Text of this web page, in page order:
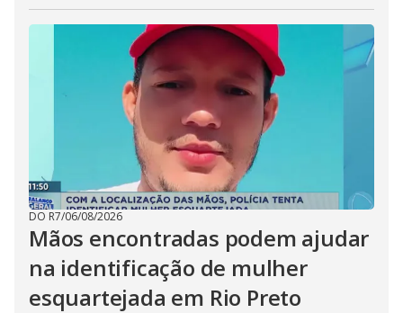
DO R7/06/08/2026
Mãos encontradas podem ajudar
na identificação de mulher
esquartejada em Rio Preto